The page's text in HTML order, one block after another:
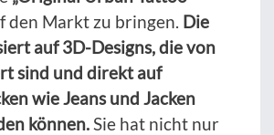
den Markt zu bringen. Die
auf 3D-Designs, die von
sind und direkt auf
wie Jeans und Jacken
können.Sie hat nicht nur